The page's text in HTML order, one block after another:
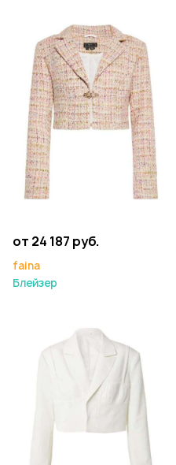
от 24 187 руб.
faina
Блейзер